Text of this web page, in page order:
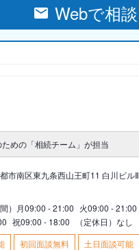
Webで相談
めの「相続チーム」が担当
市南区東九条西山王町11 白川ビル
） 月09:00 - 21:00 火09:00 - 21:00
祝09:00 - 18:00
（定休日）なし
初回面談無料 土日面談可能